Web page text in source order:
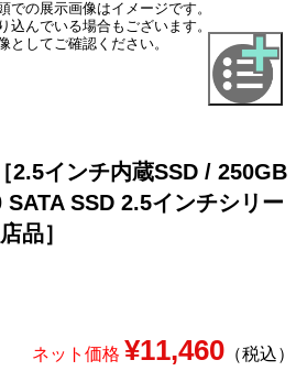
での展示画像はイメージです。
込んでいる場合もございます。
としてご確認ください。
2.5インチ内蔵SSD / 250GB
SSD 2.5インチシリー
品］
ネット価格 ¥11,460（税込）